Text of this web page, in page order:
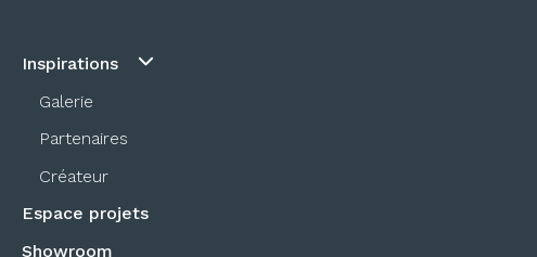
Inspirations
Galerie
Partenaires
Créateur
Espace projets
Showroom